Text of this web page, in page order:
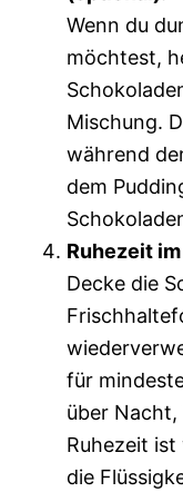
Wenn du
möchtest,
Mischung.
während
dem
Ruhezeit
Decke die
für
über Nacht,
Ruhezeit
die